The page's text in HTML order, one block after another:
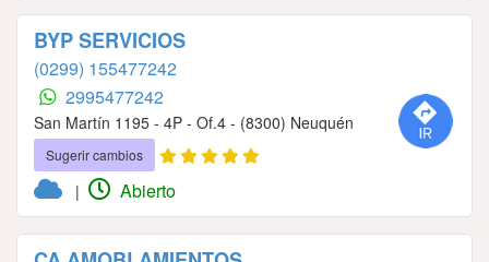
BYP SERVICIOS
(0299) 155477242
2995477242
San Martín 1195 - 4P - Of.4 - (8300) Neuquén
Sugerir cambios
| Abierto